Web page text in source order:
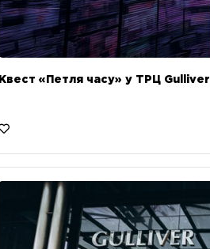
Квест «Петля часу» у ТРЦ Gulliver